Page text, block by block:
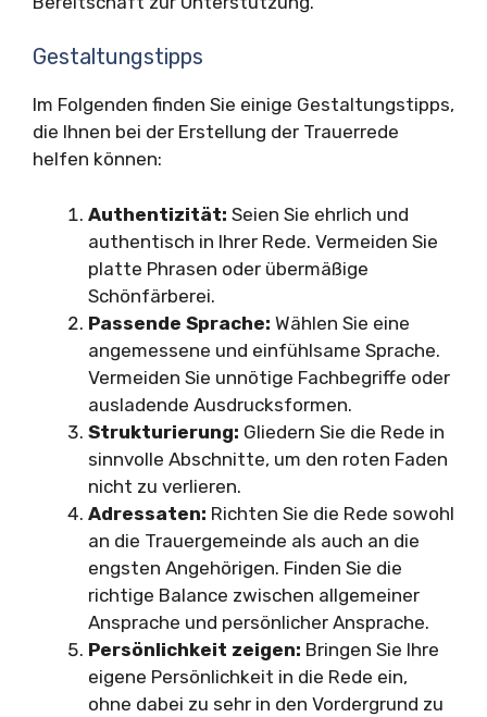
Gestaltungstipps
Im Folgenden finden Sie einige Gestaltungstipps,
die Ihnen bei der Erstellung der Trauerrede
helfen können:
Authentizität: Seien Sie ehrlich und
authentisch in Ihrer Rede. Vermeiden Sie
platte Phrasen oder übermäßige
Schönfärberei.
Passende Sprache: Wählen Sie eine
angemessene und einfühlsame Sprache.
Vermeiden Sie unnötige Fachbegriffe oder
ausladende Ausdrucksformen.
Strukturierung: Gliedern Sie die Rede in
sinnvolle Abschnitte, um den roten Faden
nicht zu verlieren.
Adressaten: Richten Sie die Rede sowohl
an die Trauergemeinde als auch an die
engsten Angehörigen. Finden Sie die
richtige Balance zwischen allgemeiner
Ansprache und persönlicher Ansprache.
Persönlichkeit zeigen: Bringen Sie Ihre
eigene Persönlichkeit in die Rede ein,
ohne dabei zu sehr in den Vordergrund zu